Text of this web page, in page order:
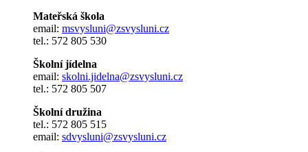
Mateřská škola
email: msvysluni@zsvysluni.cz
tel.: 572 805 530
Školní jídelna
email: skolni.jidelna@zsvysluni.cz
tel.: 572 805 507
Školní družina
tel.: 572 805 515
email: sdvysluni@zsvysluni.cz